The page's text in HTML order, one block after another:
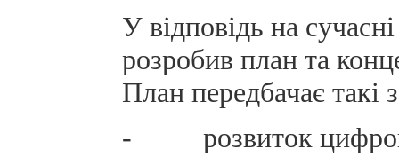
У відповідь на
розробив план та
План передбачає такі
- розвиток